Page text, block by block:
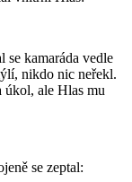
se kamaráda vedle
nikdo nic neřekl.
úkol, ale Hlas mu
se zeptal: